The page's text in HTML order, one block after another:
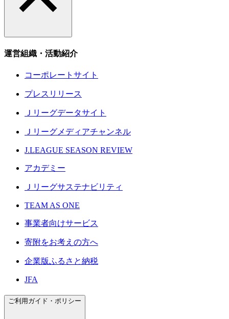
運営組織・活動紹介
コーポレートサイト
プレスリリース
Ｊリーグデータサイト
Ｊリーグメディアチャンネル
J.LEAGUE SEASON REVIEW
アカデミー
Ｊリーグサステナビリティ
TEAM AS ONE
事業者向けサービス
寄附をお考えの方へ
企業版ふるさと納税
JFA
ご利用ガイド・ポリシー